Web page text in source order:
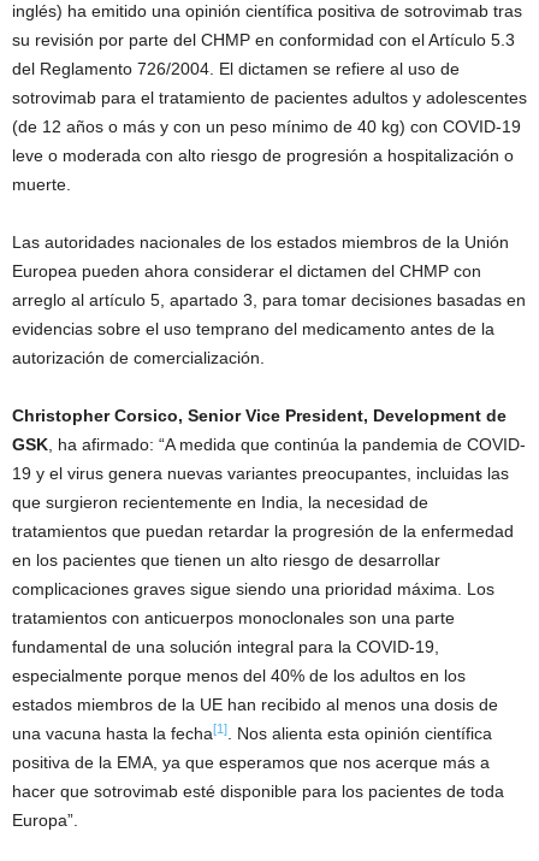
inglés) ha emitido una opinión científica positiva de sotrovimab tras
su revisión por parte del CHMP en conformidad con el Artículo 5.3
del Reglamento 726/2004. El dictamen se refiere al uso de
sotrovimab para el tratamiento de pacientes adultos y adolescentes
(de 12 años o más y con un peso mínimo de 40 kg) con COVID-19
leve o moderada con alto riesgo de progresión a hospitalización o
muerte.
Las autoridades nacionales de los estados miembros de la Unión
Europea pueden ahora considerar el dictamen del CHMP con
arreglo al artículo 5, apartado 3, para tomar decisiones basadas en
evidencias sobre el uso temprano del medicamento antes de la
autorización de comercialización.
Christopher Corsico, Senior Vice President, Development de
GSK, ha afirmado: “A medida que continúa la pandemia de COVID-
19 y el virus genera nuevas variantes preocupantes, incluidas las
que surgieron recientemente en India, la necesidad de
tratamientos que puedan retardar la progresión de la enfermedad
en los pacientes que tienen un alto riesgo de desarrollar
complicaciones graves sigue siendo una prioridad máxima. Los
tratamientos con anticuerpos monoclonales son una parte
fundamental de una solución integral para la COVID-19,
especialmente porque menos del 40% de los adultos en los
estados miembros de la UE han recibido al menos una dosis de
una vacuna hasta la fecha[1]. Nos alienta esta opinión científica
positiva de la EMA, ya que esperamos que nos acerque más a
hacer que sotrovimab esté disponible para los pacientes de toda
Europa”.